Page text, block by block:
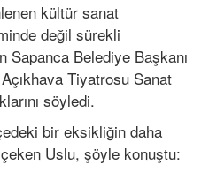
kültür sanat
değil sürekli
Belediye Başkanı
Tiyatrosu Sanat
söyledi.
bir eksikliğin daha
Uslu, şöyle konuştu: